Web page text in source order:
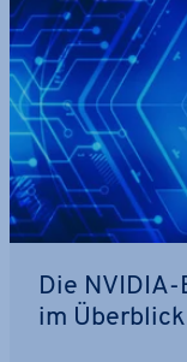
Die
im Überblick